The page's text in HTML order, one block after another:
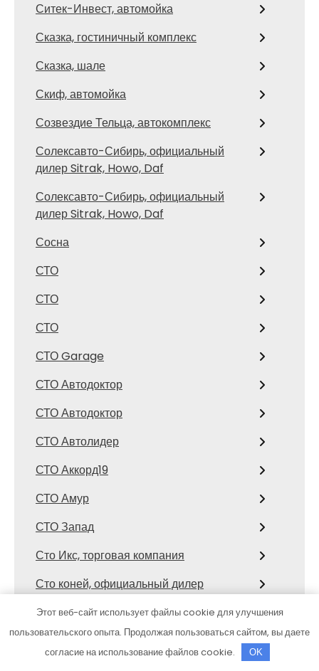
Ситек-Инвест, автомойка
Сказка, гостиничный комплекс
Сказка, шале
Скиф, автомойка
Созвездие Тельца, автокомплекс
Солексавто-Сибирь, официальный
дилер Sitrak, Howo, Daf
Солексавто-Сибирь, официальный
дилер Sitrak, Howo, Daf
Сосна
СТО
СТО
СТО
СТО Garage
СТО Автодоктор
СТО Автодоктор
СТО Автолидер
СТО Аккорд19
СТО Амур
СТО Запад
Сто Икс, торговая компания
Сто коней, официальный дилер
СТО Космос
Сулак, гостиничный комплекс
Этот веб-сайт использует файлы cookie для улучшения
пользовательского опыта. Продолжая пользоваться сайтом, вы даете
согласие на использование файлов cookie.
OK